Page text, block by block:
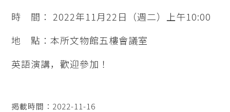
時 間： 2022年11月22日（週二）上午10:00
地 點：本所文物館五樓會議室
英語演講，歡迎參加！
掲載時間：2022-11-16